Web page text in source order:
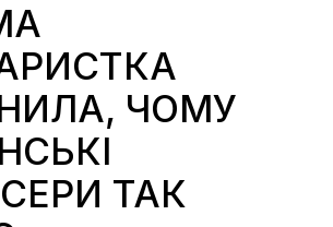
ЧОМУ
ТАК